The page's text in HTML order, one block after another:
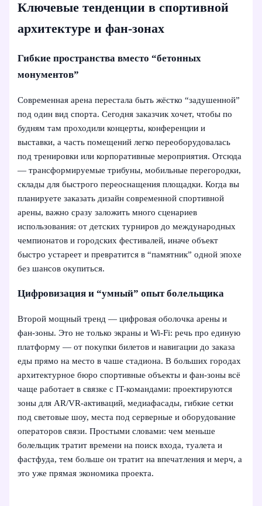
Ключевые тенденции в спортивной
архитектуре и фан-зонах
Гибкие пространства вместо “бетонных
монументов”
Современная арена перестала быть жёстко “задушенной”
под один вид спорта. Сегодня заказчик хочет, чтобы по
будням там проходили концерты, конференции и
выставки, а часть помещений легко переоборудовалась
под тренировки или корпоративные мероприятия. Отсюда
— трансформируемые трибуны, мобильные перегородки,
склады для быстрого переоснащения площадки. Когда вы
планируете заказать дизайн современной спортивной
арены, важно сразу заложить много сценариев
использования: от детских турниров до международных
чемпионатов и городских фестивалей, иначе объект
быстро устареет и превратится в “памятник” одной эпохе
без шансов окупиться.
Цифровизация и “умный” опыт болельщика
Второй мощный тренд — цифровая оболочка арены и
фан-зоны. Это не только экраны и Wi‑Fi: речь про единую
платформу — от покупки билетов и навигации до заказа
еды прямо на место в чаше стадиона. В больших городах
архитектурное бюро спортивные объекты и фан-зоны всё
чаще работает в связке с IT-командами: проектируются
зоны для AR/VR-активаций, медиафасады, гибкие сетки
под световые шоу, места под серверные и оборудование
операторов связи. Простыми словами: чем меньше
болельщик тратит времени на поиск входа, туалета и
фастфуда, тем больше он тратит на впечатления и мерч, а
это уже прямая экономика проекта.